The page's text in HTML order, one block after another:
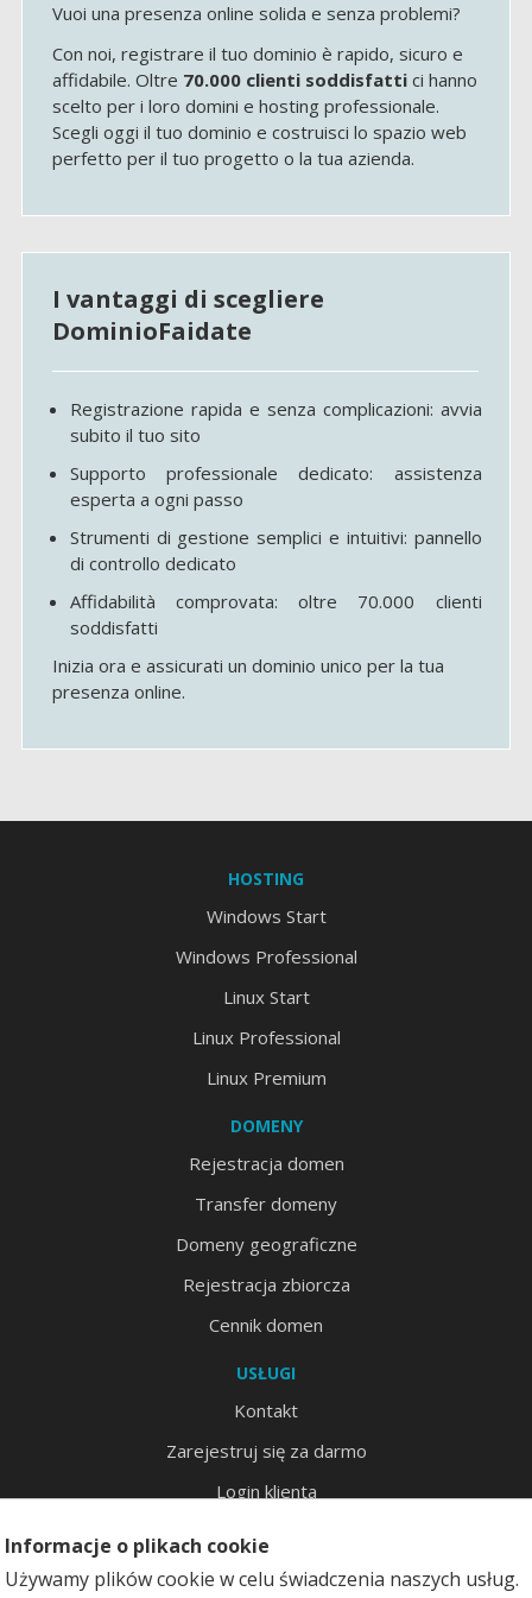
Vuoi una presenza online solida e senza problemi?
Con noi, registrare il tuo dominio è rapido, sicuro e
affidabile. Oltre 70.000 clienti soddisfattici hanno
scelto per i loro domini e hosting professionale.
Scegli oggi il tuo dominio e costruisci lo spazio web
perfetto per il tuo progetto o la tua azienda.
I vantaggi di scegliere
DominioFaidate
Registrazione rapida e senza complicazioni: avvia
subito il tuo sito
Supporto professionale dedicato: assistenza
esperta a ogni passo
Strumenti di gestione semplici e intuitivi: pannello
di controllo dedicato
Affidabilità comprovata: oltre 70.000 clienti
soddisfatti
Inizia ora e assicurati un dominio unico per la tua
presenza online.
HOSTING
Windows Start
Windows Professional
Linux Start
Linux Professional
Linux Premium
DOMENY
Rejestracja domen
Transfer domeny
Domeny geograficzne
Rejestracja zbiorcza
Cennik domen
USŁUGI
Kontakt
Zarejestruj się za darmo
Login klienta
Mapa strony
Informacje o plikach cookie
Używamy plików cookie w celu świadczenia naszych usług.